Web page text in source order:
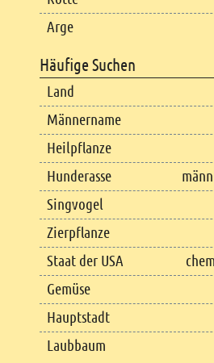
Arge
Häufige Suchen
Land
Männername
Heilpflanze
Hunderasse
Singvogel
Zierpflanze
Staat der USA
Gemüse
Hauptstadt
Laubbaum